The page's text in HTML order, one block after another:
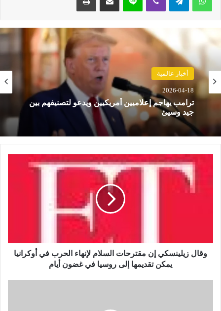
أخبار عالمية
2026-04-18
ترامب يهاجم إعلاميين أمريكيين ويدعو لتصنيفهم بين
جيد وسيئ
حوادث
2026-04-18
مصرع 8 أشخاص في تحطم مروحية بإندونيسيا بعد
دقائق من الإقلاع في جزيرة بورنيو
ن
وقال زيلينسكي إن مقترحات السلام لإنهاء الحرب في أوكرانيا
يمكن تقديمها إلى روسيا في غضون أيام